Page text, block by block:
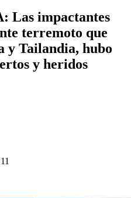
Las impactantes
terremoto que
y Tailandia, hubo
y heridos